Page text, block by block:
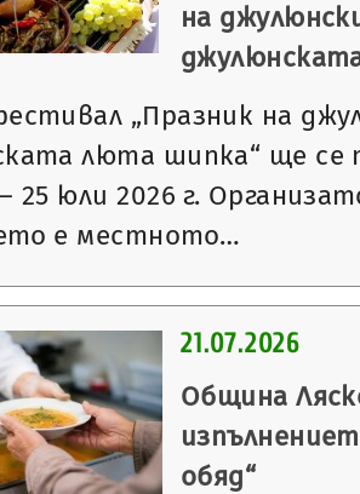
на
„Празник на
люта шипка“ ще се
25 юли 2026 г.
е местното…
21.07.2026
Община
обяд“